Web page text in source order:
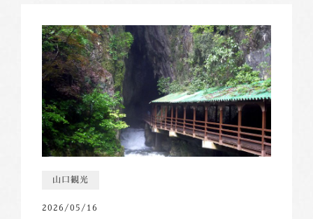
山口観光
2026/05/16